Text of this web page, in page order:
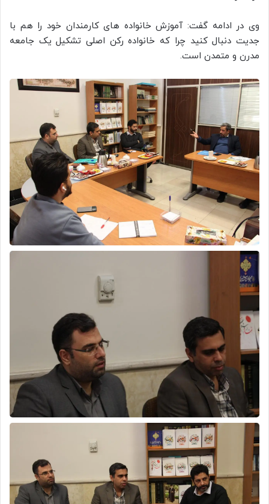
وی در ادامه گفت: آموزش خانواده های کارمندان خود را هم با
جدیت دنبال کنید چرا که خانواده رکن اصلی تشکیل یک جامعه
مدرن و متمدن است.